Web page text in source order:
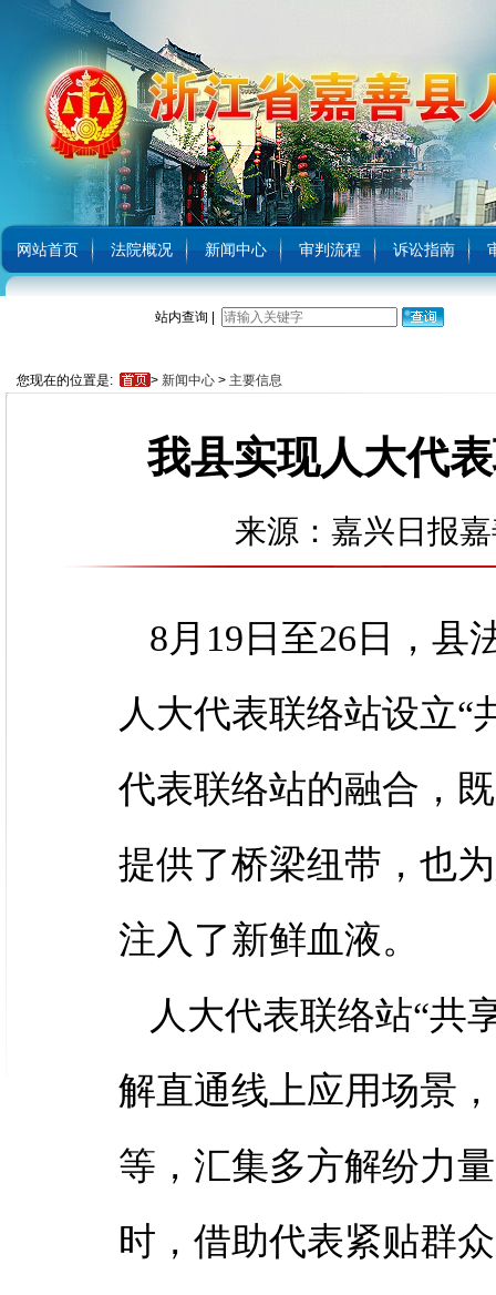
网站首页 法院概况 新闻中心 审判流程 诉讼指南
站内查询 |
您现在的位置是: > 新闻中心 > 主要信息
我县实现人大代
来源：嘉兴日报
8月19日至26日，县
人大代表联络站设立“
代表联络站的融合，
提供了桥梁纽带，也
注入了新鲜血液。
人大代表联络站“共
解直通线上应用场景
等，汇集多方解纷力
时，借助代表紧贴群